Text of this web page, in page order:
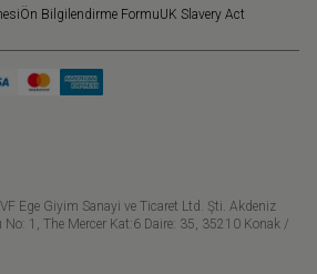
Ön Bilgilendirme FormuUK Slavery Act
Ege Giyim Sanayi ve Ticaret Ltd. Şti. Akdeniz
1, The Mercer Kat:6 Daire: 35, 35210 Konak /